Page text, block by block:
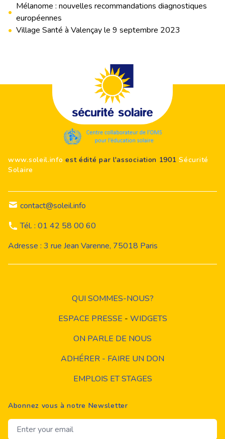
•
Mélanome : nouvelles recommandations diagnostiques
européennes
• Village Santé à Valençay le 9 septembre 2023
www.soleil.info est édité par l'association 1901Sécurité
Solaire
contact@soleil.info
Tél. : 01 42 58 00 60
Adresse : 3 rue Jean Varenne, 75018 Paris
QUI SOMMES-NOUS?
ESPACE PRESSE - WIDGETS
ON PARLE DE NOUS
ADHÉRER - FAIRE UN DON
EMPLOIS ET STAGES
Abonnez vous à notre Newsletter
Email address